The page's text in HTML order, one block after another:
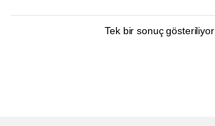
Tek bir sonuç gösteriliyor